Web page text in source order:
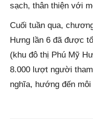
sạch, thân thiện với
Cuối tuần qua,
Hưng lần 6 đã được
(khu đô thị Phú Mỹ
8.000 lượt người
nghĩa, hướng đến